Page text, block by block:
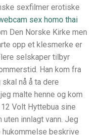
sexfilmer erotiske
sex homo thai
Den Norske Kirke men
opp et klesmerke er
selskaper tilbyr
Han kom fra
nå å ta dere
malte henne og kom
Volt Hyttebua sine
uten innlagt vann. Jeg
beskrive